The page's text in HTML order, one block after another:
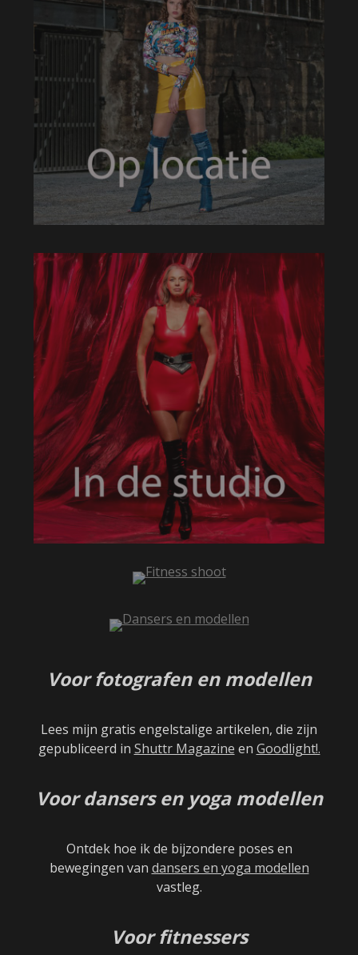
Voor fotografen en modellen
Lees mijn gratis engelstalige artikelen, die zijn
gepubliceerd in Shuttr Magazine en Goodlight!.
Voor dansers en yoga modellen
Ontdek hoe ik de bijzondere poses en
bewegingen van dansers en yoga modellen
vastleg.
Voor fitnessers